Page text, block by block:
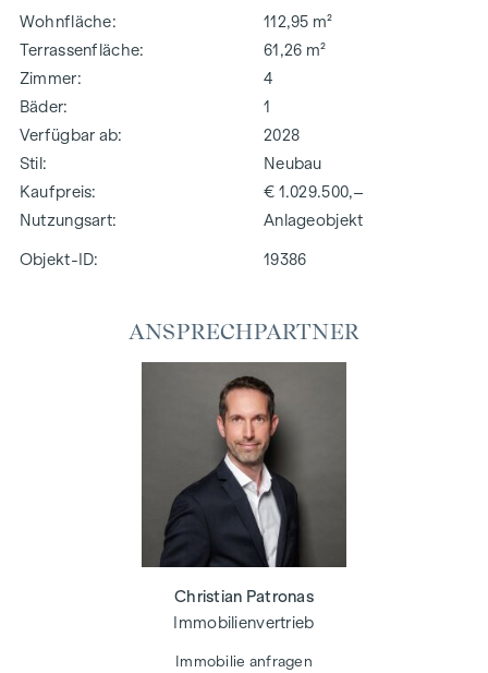
Wohnfläche
112,95 m²
Terrassenfläche
61,26 m²
Zimmer
4
Bäder
1
Verfügbar ab
2028
Stil
Neubau
Kaufpreis
€ 1.029.500,–
Nutzungsart
Anlageobjekt
Objekt-ID: 19386
ANSPRECHPARTNER
Christian Patronas
Immobilienvertrieb
Immobilie anfragen